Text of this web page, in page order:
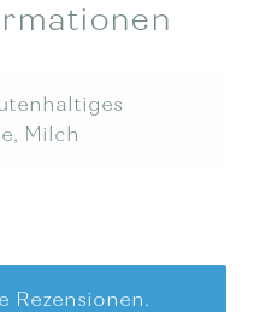
Milch
Rezensionen.